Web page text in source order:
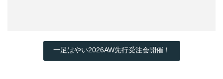
一足はやい2026AW先行受注会開催！